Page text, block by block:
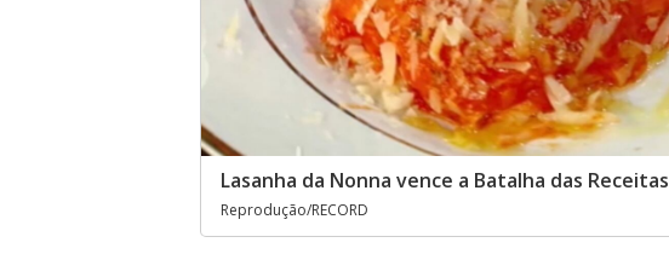
Lasanha da Nonna vence a Batalha das Receitas
Reprodução/RECORD